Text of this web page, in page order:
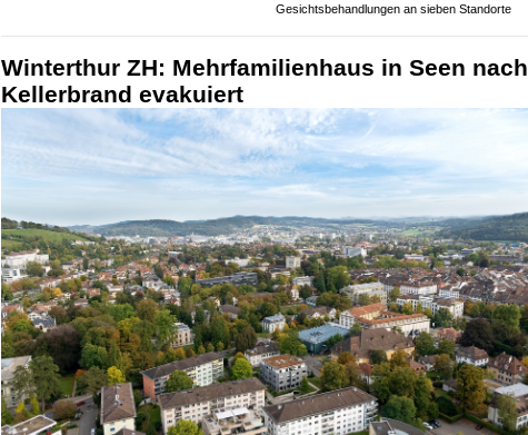
Gesichtsbehandlungen an sieben Standorte
Winterthur ZH: Mehrfamilienhaus in Seen nach
Kellerbrand evakuiert